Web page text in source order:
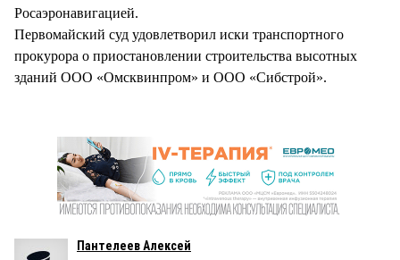
Росаэронавигацией.
Первомайский суд удовлетворил иски транспортного
прокурора о приостановлении строительства высотных
зданий ООО «Омсквинпром» и ООО «Сибстрой».
Пантелеев Алексей